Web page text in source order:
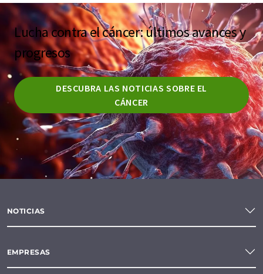
Lucha contra el cáncer: últimos avances y
progresos
DESCUBRA LAS NOTICIAS SOBRE EL
CÁNCER
NOTICIAS
EMPRESAS